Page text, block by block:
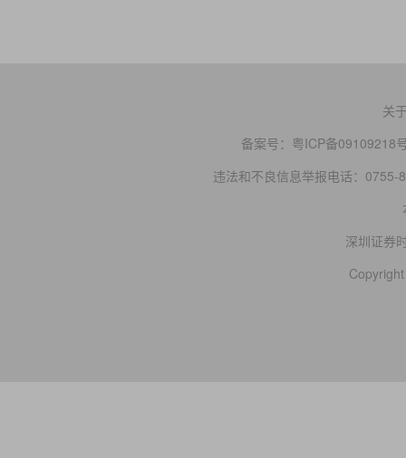
关
备案号： 粤ICP备09109218
违法和不良信息举报电话：0755-
深圳证券